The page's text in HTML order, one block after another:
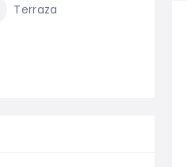
Terraza